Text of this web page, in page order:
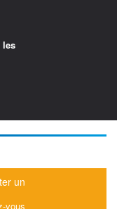
les
un
vous